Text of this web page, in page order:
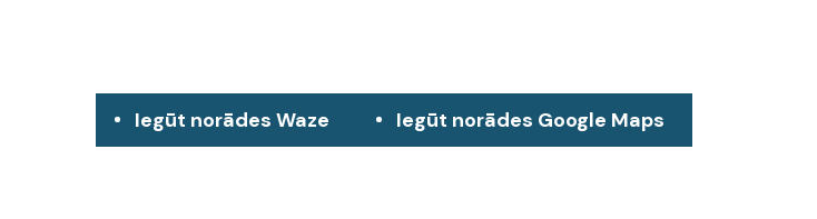
Iegūt norādes Waze Iegūt norādes Google Maps